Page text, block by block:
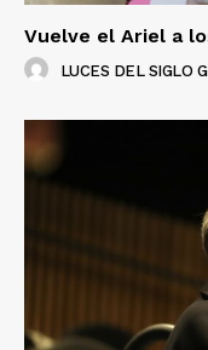
Vuelve el Ariel a
LUCES DEL SIGLO